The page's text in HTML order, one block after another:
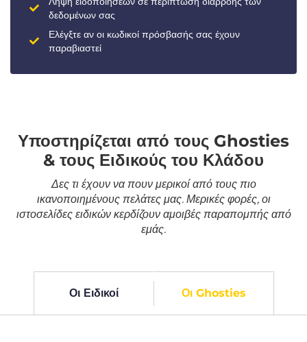
δεδομένων σας
Ελέγξτε αν οι κωδικοί πρόσβασής σας έχουν
παραβιαστεί
Υποστηρίζεται από τους Ghosties
& τους Ειδικούς του Κλάδου
Δες τι έχουν να πουν μερικοί από τους πιο
ικανοποιημένους πελάτες μας. Μερικές φορές, οι
ιστοσελίδες ειδικών κερδίζουν αμοιβές παραπομπής από
εμάς.
Οι Ειδικοί Οι Ghosties